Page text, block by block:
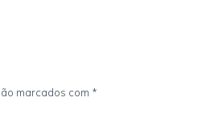
marcados com *